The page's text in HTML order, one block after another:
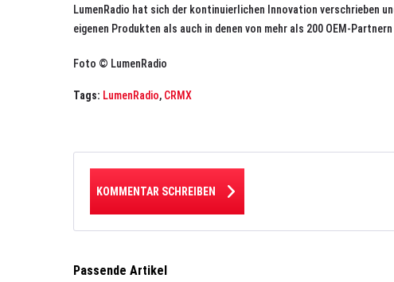
LumenRadio hat sich der kontinuierlichen Innovation verschrieben
eigenen Produkten als auch in denen von mehr als 200 OEM-
Foto © LumenRadio
Tags: LumenRadio, CRMX
KOMMENTAR SCHREIBEN
Passende Artikel